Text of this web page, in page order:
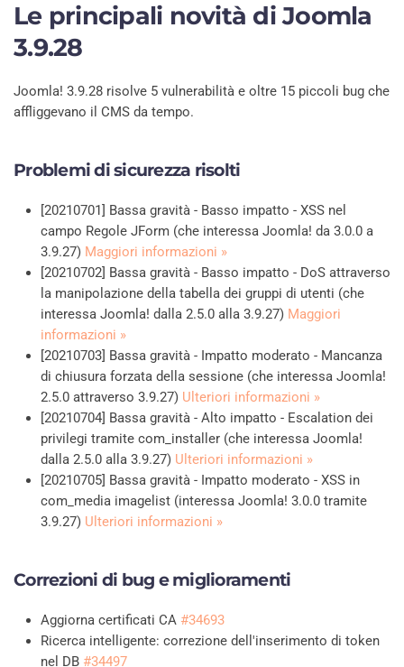
Le principali novità di Joomla
3.9.28
Joomla! 3.9.28 risolve 5 vulnerabilità e oltre 15 piccoli bug che
affliggevano il CMS da tempo.
Problemi di sicurezza risolti
[20210701] Bassa gravità - Basso impatto - XSS nel
campo Regole JForm (che interessa Joomla! da 3.0.0 a
3.9.27) Maggiori informazioni »
[20210702] Bassa gravità - Basso impatto - DoS attraverso
la manipolazione della tabella dei gruppi di utenti (che
interessa Joomla! dalla 2.5.0 alla 3.9.27) Maggiori
informazioni »
[20210703] Bassa gravità - Impatto moderato - Mancanza
di chiusura forzata della sessione (che interessa Joomla!
2.5.0 attraverso 3.9.27) Ulteriori informazioni »
[20210704] Bassa gravità - Alto impatto - Escalation dei
privilegi tramite com_installer (che interessa Joomla!
dalla 2.5.0 alla 3.9.27) Ulteriori informazioni »
[20210705] Bassa gravità - Impatto moderato - XSS in
com_media imagelist (interessa Joomla! 3.0.0 tramite
3.9.27) Ulteriori informazioni »
Correzioni di bug e miglioramenti
Aggiorna certificati CA #34693
Ricerca intelligente: correzione dell'inserimento di token
nel DB #34497